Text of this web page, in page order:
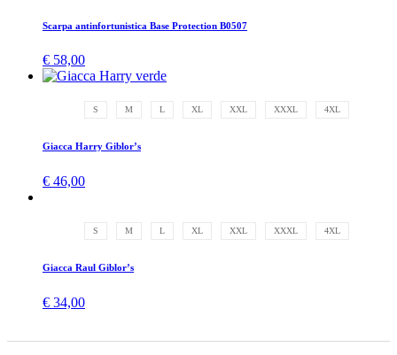
Scarpa antinfortunistica Base Protection B0507
€ 58,00
S M L XL XXL XXXL 4XL
Giacca Harry Giblor’s
€ 46,00
S M L XL XXL XXXL 4XL
Giacca Raul Giblor’s
€ 34,00